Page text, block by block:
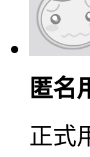
匿名
正式